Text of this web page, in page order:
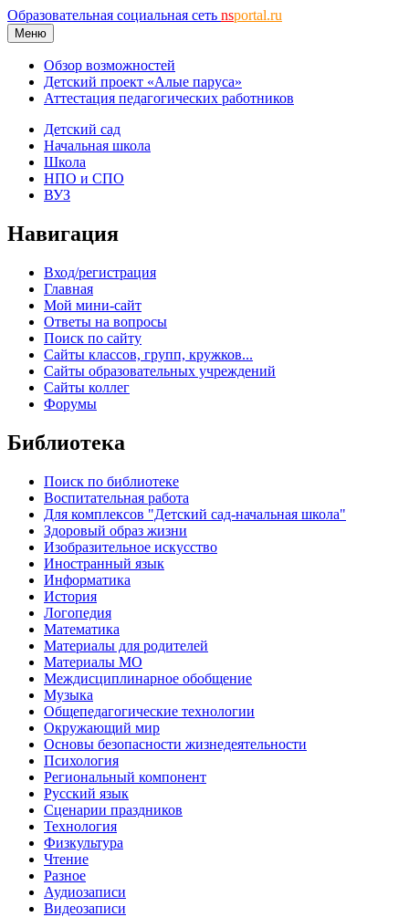
Образовательная социальная сеть nsportal.ru
Меню
Обзор возможностей
Детский проект «Алые паруса»
Аттестация педагогических работников
Детский сад
Начальная школа
Школа
НПО и СПО
ВУЗ
Навигация
Вход/регистрация
Главная
Мой мини-сайт
Ответы на вопросы
Поиск по сайту
Сайты классов, групп, кружков...
Сайты образовательных учреждений
Сайты коллег
Форумы
Библиотека
Поиск по библиотеке
Воспитательная работа
Для комплексов "Детский сад-начальная школа"
Здоровый образ жизни
Изобразительное искусство
Иностранный язык
Информатика
История
Логопедия
Математика
Материалы для родителей
Материалы МО
Междисциплинарное обобщение
Музыка
Общепедагогические технологии
Окружающий мир
Основы безопасности жизнедеятельности
Психология
Региональный компонент
Русский язык
Сценарии праздников
Технология
Физкультура
Чтение
Разное
Аудиозаписи
Видеозаписи